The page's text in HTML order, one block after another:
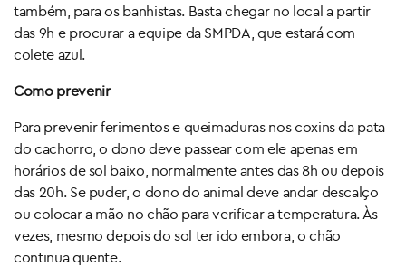
também, para os banhistas. Basta chegar no local a partir
das 9h e procurar a equipe da SMPDA, que estará com
colete azul.
Como prevenir
Para prevenir ferimentos e queimaduras nos coxins da pata
do cachorro, o dono deve passear com ele apenas em
horários de sol baixo, normalmente antes das 8h ou depois
das 20h. Se puder, o dono do animal deve andar descalço
ou colocar a mão no chão para verificar a temperatura. Às
vezes, mesmo depois do sol ter ido embora, o chão
continua quente.